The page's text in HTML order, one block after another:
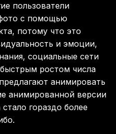
пользователи
с помощью
потому что это
и эмоции,
социальные сети
ростом числа
анимировать
анимированной версии
гораздо более